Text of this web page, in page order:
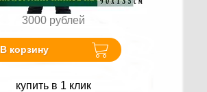
3000 рублей
В корзину
купить в 1 клик